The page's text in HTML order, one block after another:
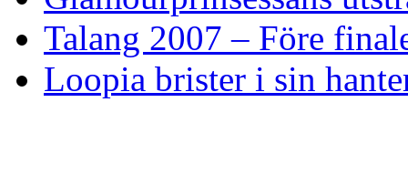
Talang 2007 – Före
Loopia brister i sin